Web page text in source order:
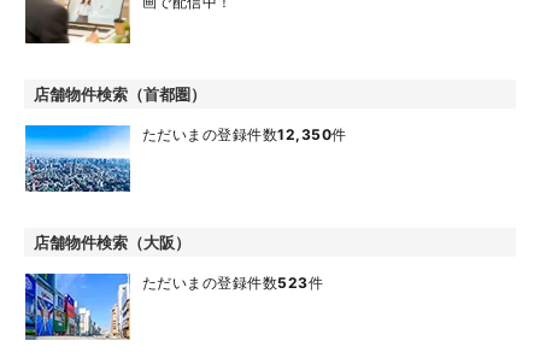
店舗物件検索（首都圏）
ただいまの登録件数12,350件
店舗物件検索（大阪）
ただいまの登録件数523件